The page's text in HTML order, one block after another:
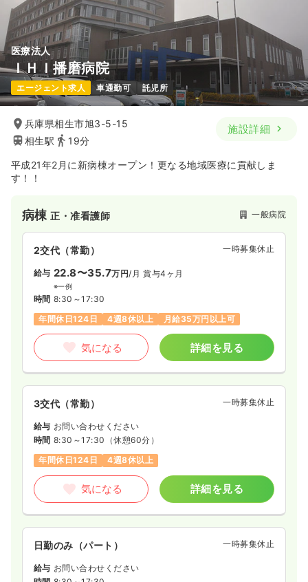
医療法人
ＩＨＩ播磨病院
エージェント求人 車通勤可 託児所
兵庫県相生市旭3-5-15
相生駅
19分
施設詳細
平成21年2月に新病棟オープン！更なる地域医療に貢献しま
す！！
病棟正・准看護師 一般病院
2交代（常勤） 一時募集休止
給与 22.8〜35.7万円/月 賞与4ヶ月
※一例
時間 8:30～17:30
年間休日124日
4週8休以上 月給35万円以上可
気になる 詳細を見る
3交代（常勤） 一時募集休止
給与 お問い合わせください
時間 8:30～17:30 （休憩60分）
年間休日124日
4週8休以上
気になる 詳細を見る
日勤のみ（パート） 一時募集休止
給与 お問い合わせください